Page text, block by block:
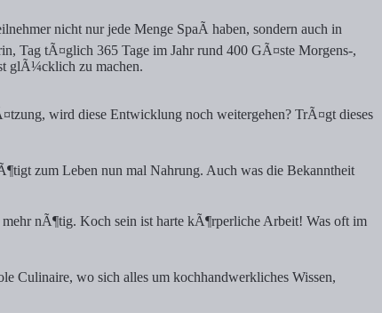
nicht nur jede Menge SpaÃ haben, sondern auch in
Tag tÃ¤glich 365 Tage im Jahr rund 400 GÃ¤ste Morgens-,
glÃ¼cklich zu machen.
wird diese Entwicklung noch weitergehen? TrÃ¤gt dieses
zum Leben nun mal Nahrung. Auch was die Bekanntheit
nÃ¶tig. Koch sein ist harte kÃ¶rperliche Arbeit! Was oft im
Culinaire, wo sich alles um kochhandwerkliches Wissen,